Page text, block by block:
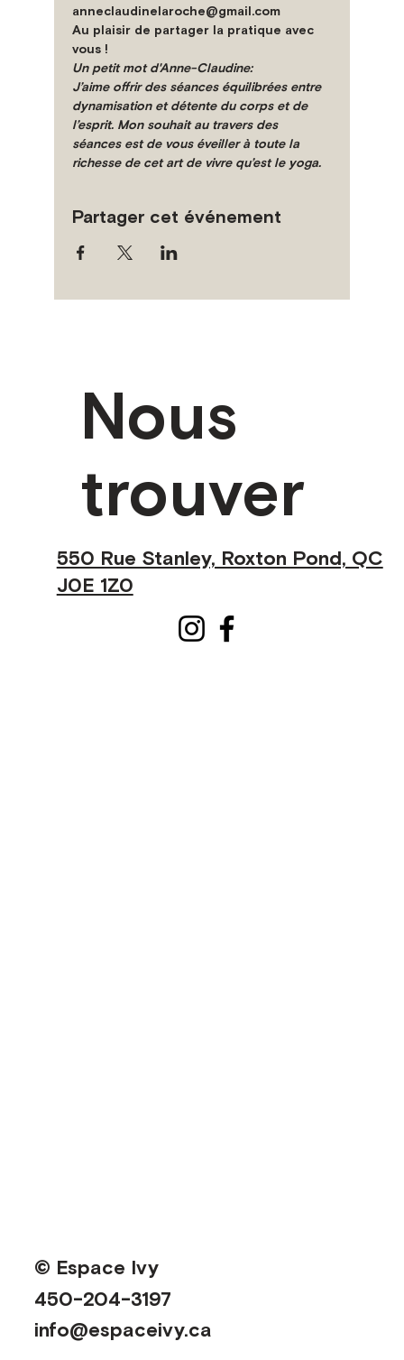
anneclaudinelaroche@gmail.com
Au plaisir de partager la pratique avec
vous !
Un petit mot d'Anne-Claudine:
J’aime offrir des séances équilibrées entre
dynamisation et détente du corps et de
l’esprit. Mon souhait au travers des
séances est de vous éveiller à toute la
richesse de cet art de vivre qu’est le yoga.
Partager cet événement
Nous
trouver
550 Rue Stanley, Roxton Pond, QC
J0E 1Z0
© Espace Ivy
450-204-3197
info@espaceivy.ca